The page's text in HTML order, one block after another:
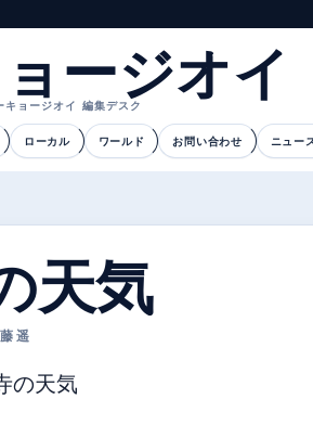
ージオイ
キョージオイ 編集デスク
ローカル ワールド お問い合わせ ニュー
天気
遥
の天気